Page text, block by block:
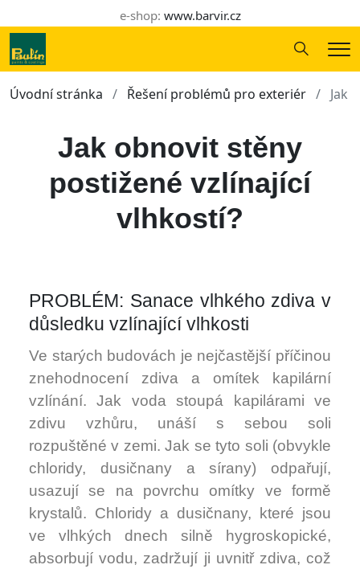
e-shop: www.barvir.cz
Hledání
Úvodní stránka Řešení problémů pro exteriér Jak
Jak obnovit stěny
postižené vzlínající
vlhkostí?
PROBLÉM: Sanace vlhkého zdiva v
důsledku vzlínající vlhkosti
Ve starých budovách je nejčastější příčinou
znehodnocení zdiva a omítek kapilární
vzlínání. Jak voda stoupá kapilárami ve
zdivu vzhůru, unáší s sebou soli
rozpuštěné v zemi. Jak se tyto soli (obvykle
chloridy, dusičnany a sírany) odpařují,
usazují se na povrchu omítky ve formě
krystalů. Chloridy a dusičnany, které jsou
ve vlhkých dnech silně hygroskopické,
absorbují vodu, zadržují ji uvnitř zdiva, což